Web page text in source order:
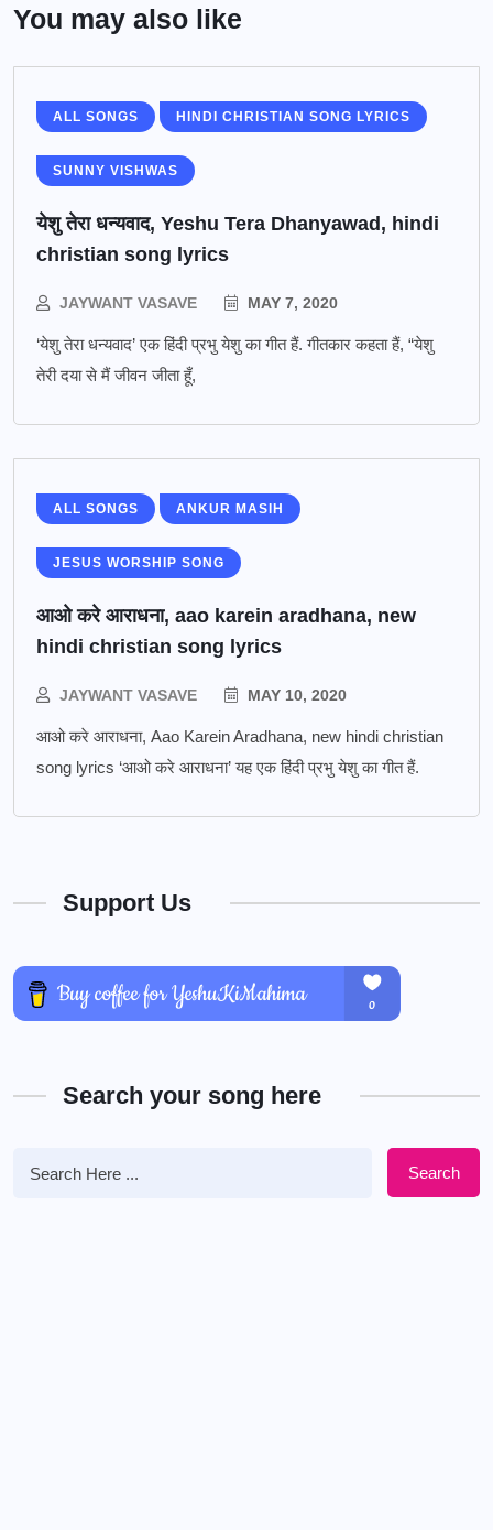
You may also like
ALL SONGS HINDI CHRISTIAN SONG LYRICS
SUNNY VISHWAS
येशु तेरा धन्यवाद, Yeshu Tera Dhanyawad, hindi
christian song lyrics
JAYWANT VASAVE MAY 7, 2020
‘येशु तेरा धन्यवाद’ एक हिंदी प्रभु येशु का गीत हैं. गीतकार कहता हैं, “येशु
तेरी दया से मैं जीवन जीता हूँ,
ALL SONGS ANKUR MASIH
JESUS WORSHIP SONG
आओ करे आराधना, aao karein aradhana, new
hindi christian song lyrics
JAYWANT VASAVE MAY 10, 2020
आओ करे आराधना, Aao Karein Aradhana, new hindi christian
song lyrics ‘आओ करे आराधना’ यह एक हिंदी प्रभु येशु का गीत हैं.
Support Us
Search your song here
Search